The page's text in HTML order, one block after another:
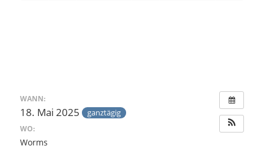
WANN:
18. Mai 2025 ganztägig
WO:
Worms